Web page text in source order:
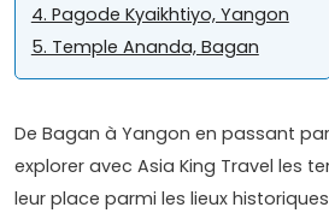
4. Pagode Kyaikhtiyo, Yangon
5. Temple Ananda, Bagan
De Bagan à Yangon en passant par
explorer avec Asia King Travel les
leur place parmi les lieux